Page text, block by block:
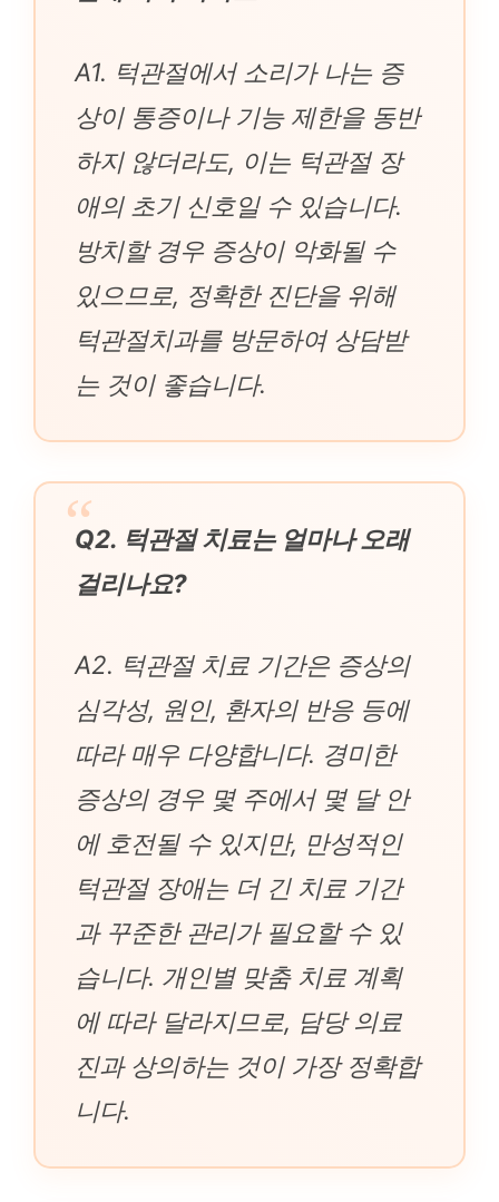
A1. 턱관절에서 소리가 나는 증
상이 통증이나 기능 제한을 동반
하지 않더라도, 이는 턱관절 장
애의 초기 신호일 수 있습니다.
방치할 경우 증상이 악화될 수
있으므로, 정확한 진단을 위해
턱관절치과를 방문하여 상담받
는 것이 좋습니다.
Q2. 턱관절 치료는 얼마나 오래
걸리나요?
A2. 턱관절 치료 기간은 증상의
심각성, 원인, 환자의 반응 등에
따라 매우 다양합니다. 경미한
증상의 경우 몇 주에서 몇 달 안
에 호전될 수 있지만, 만성적인
턱관절 장애는 더 긴 치료 기간
과 꾸준한 관리가 필요할 수 있
습니다. 개인별 맞춤 치료 계획
에 따라 달라지므로, 담당 의료
진과 상의하는 것이 가장 정확합
니다.